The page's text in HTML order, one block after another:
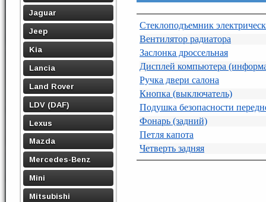
Jaguar
Jeep
Kia
Lancia
Land Rover
LDV (DAF)
Lexus
Mazda
Mercedes-Benz
Mini
Mitsubishi
Стеклоподъемник
Вентилятор радиатора
Заслонка дроссельная
Дисплей компьютера
Ручка двери салона
Кнопка (выключатель)
Подушка безопасности
Фонарь (задний)
Петля капота
Четверть задняя